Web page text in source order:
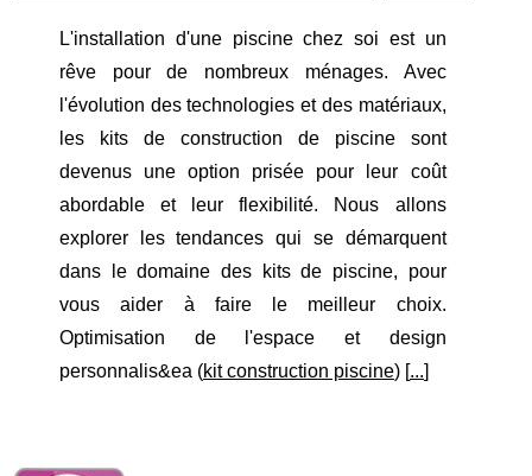
L'installation d'une piscine chez soi est un
rêve pour de nombreux ménages. Avec
l'évolution des technologies et des matériaux,
les kits de construction de piscine sont
devenus une option prisée pour leur coût
abordable et leur flexibilité. Nous allons
explorer les tendances qui se démarquent
dans le domaine des kits de piscine, pour
vous aider à faire le meilleur choix.
Optimisation de l'espace et design
personnalis&ea (kit construction piscine) [...]